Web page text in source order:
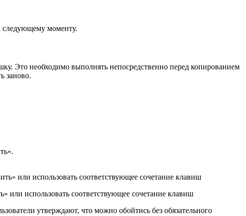
следующему моменту.
Это необходимо выполнять непосредственно перед копированием
заново.
использовать соответствующее сочетание клавиш
утверждают, что можно обойтись без обязательного